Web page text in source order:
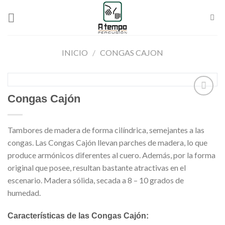
INICIO / CONGAS CAJON
a la
lista de
deseos
Congas Cajón
Tambores de madera de forma cilíndrica, semejantes a las
congas. Las Congas Cajón llevan parches de madera, lo que
produce armónicos diferentes al cuero. Además, por la forma
original que posee, resultan bastante atractivas en el
escenario. Madera sólida, secada a 8 – 10 grados de
humedad.
Características de las Congas Cajón: